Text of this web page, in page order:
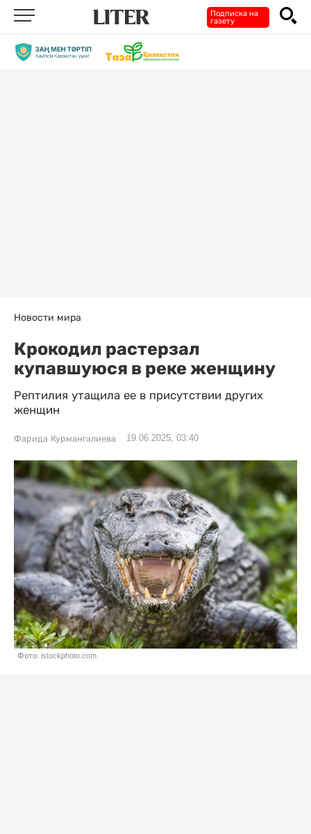
Подписка на
газету
Новости мира
Крокодил растерзал
купавшуюся в реке женщину
Рептилия утащила ее в присутствии других
женщин
Фарида Курмангалиева 19.06.2025, 03:40
Фото: istockphoto.com